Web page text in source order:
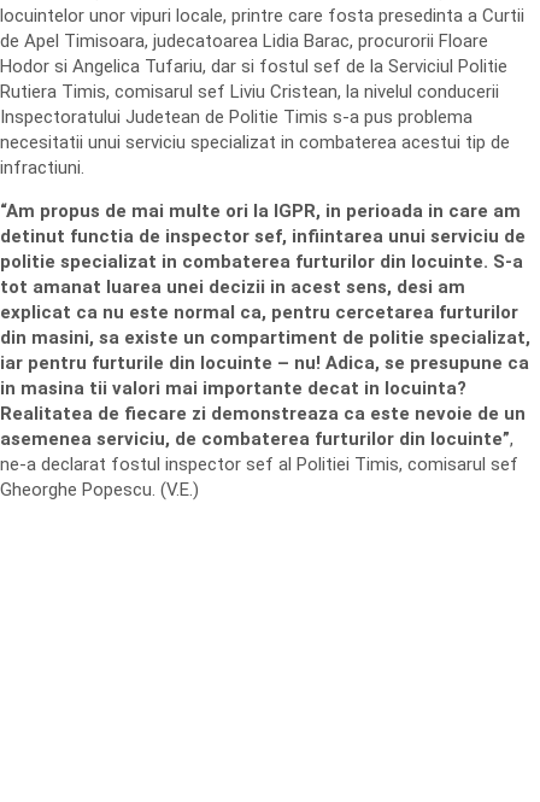
locuintelor unor vipuri locale, printre care fosta presedinta a Curtii
de Apel Timisoara, judecatoarea Lidia Barac, procurorii Floare
Hodor si Angelica Tufariu, dar si fostul sef de la Serviciul Politie
Rutiera Timis, comisarul sef Liviu Cristean, la nivelul conducerii
Inspectoratului Judetean de Politie Timis s-a pus problema
necesitatii unui serviciu specializat in combaterea acestui tip de
infractiuni.
“Am propus de mai multe ori la IGPR, in perioada in care am
detinut functia de inspector sef, infiintarea unui serviciu de
politie specializat in combaterea furturilor din locuinte. S-a
tot amanat luarea unei decizii in acest sens, desi am
explicat ca nu este normal ca, pentru cercetarea furturilor
din masini, sa existe un compartiment de politie specializat,
iar pentru furturile din locuinte – nu! Adica, se presupune ca
in masina tii valori mai importante decat in locuinta?
Realitatea de fiecare zi demonstreaza ca este nevoie de un
asemenea serviciu, de combaterea furturilor din locuinte”,
ne-a declarat fostul inspector sef al Politiei Timis, comisarul sef
Gheorghe Popescu. (V.E.)